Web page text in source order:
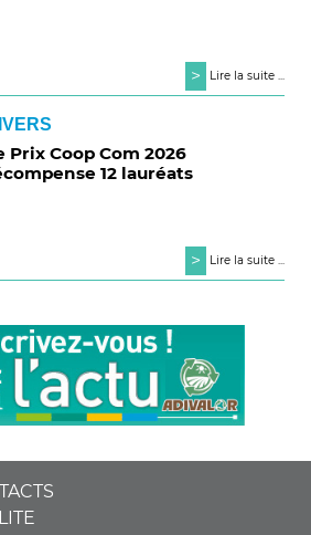
> Lire la suite ...
Prix Coop Com 2026
12 lauréats
> Lire la suite ...